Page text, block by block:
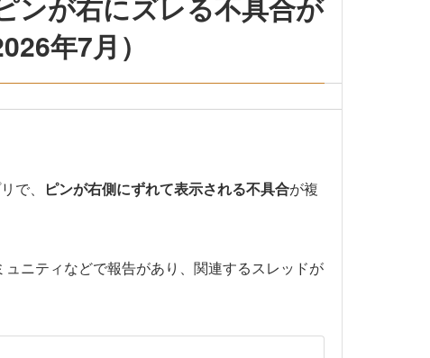
年7月）
で、 ピンが右側にずれて表示される不具合が複
ニティなどで報告があり、関連するスレッドが